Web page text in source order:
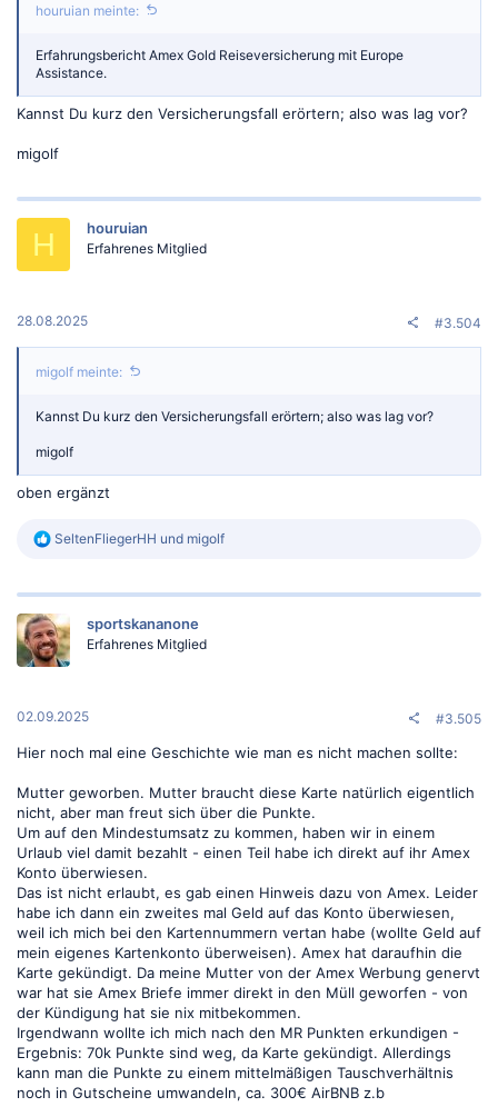
houruian meinte:
Erfahrungsbericht Amex Gold Reiseversicherung mit Europe
Assistance.
Kannst Du kurz den Versicherungsfall erörtern; also was lag vor?
migolf
H houruian
Erfahrenes Mitglied
28.08.2025 #3.504
migolf meinte:
Kannst Du kurz den Versicherungsfall erörtern; also was lag vor?
migolf
oben ergänzt
R
k
i
o
n
:
SeltenFliegerHH und migolf
sportskananone
Erfahrenes Mitglied
02.09.2025 #3.505
Hier noch mal eine Geschichte wie man es nicht machen sollte:
Mutter geworben. Mutter braucht diese Karte natürlich eigentlich
nicht, aber man freut sich über die Punkte.
Um auf den Mindestumsatz zu kommen, haben wir in einem
Urlaub viel damit bezahlt - einen Teil habe ich direkt auf ihr Amex
Konto überwiesen.
Das ist nicht erlaubt, es gab einen Hinweis dazu von Amex. Leider
habe ich dann ein zweites mal Geld auf das Konto überwiesen,
weil ich mich bei den Kartennummern vertan habe (wollte Geld auf
mein eigenes Kartenkonto überweisen). Amex hat daraufhin die
Karte gekündigt. Da meine Mutter von der Amex Werbung genervt
war hat sie Amex Briefe immer direkt in den Müll geworfen - von
der Kündigung hat sie nix mitbekommen.
Irgendwann wollte ich mich nach den MR Punkten erkundigen -
Ergebnis: 70k Punkte sind weg, da Karte gekündigt. Allerdings
kann man die Punkte zu einem mittelmäßigen Tauschverhältnis
noch in Gutscheine umwandeln, ca. 300€ AirBNB z.b